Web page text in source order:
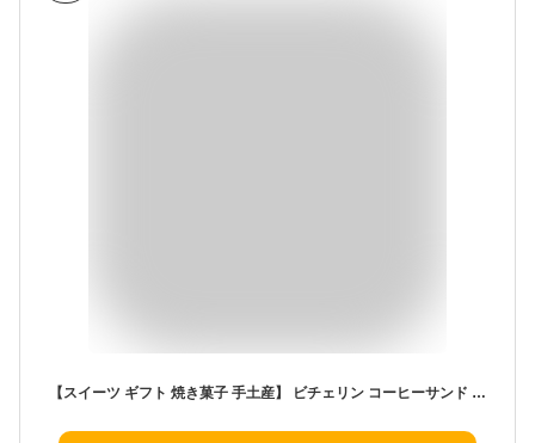
【スイーツ ギフト 焼き菓子 手土産】 ビチェリン コーヒーサンド 8個入り【ビチェリン トリノ最古のカフェ「Bicerin」こだわりのコーヒーサンド おもたせ ギフト 個包装 コーヒーサンド 高島屋店でも取扱い】【お礼 退職 卒業 入学】